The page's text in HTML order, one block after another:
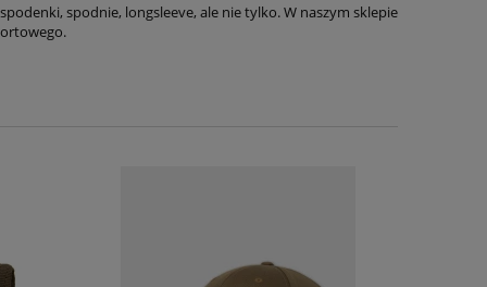
spodnie, longsleeve, ale nie tylko. W naszym sklepie